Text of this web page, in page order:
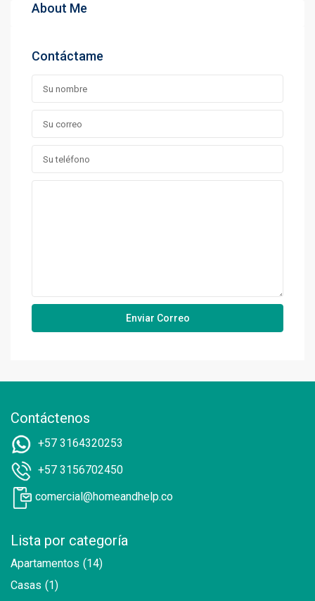
About Me
Contáctame
Contáctenos
+57 3164320253
+57 3156702450
comercial@homeandhelp.co
Lista por categoría
Apartamentos (14)
Casas (1)